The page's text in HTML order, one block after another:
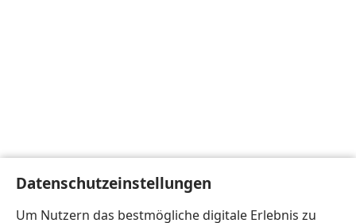
Datenschutzeinstellungen
Um Nutzern das bestmögliche digitale Erlebnis zu